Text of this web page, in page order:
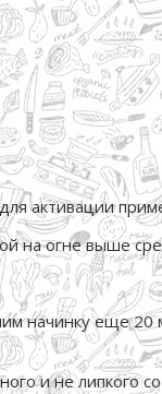
активации
на огне выше
начинку еще
и не липкого